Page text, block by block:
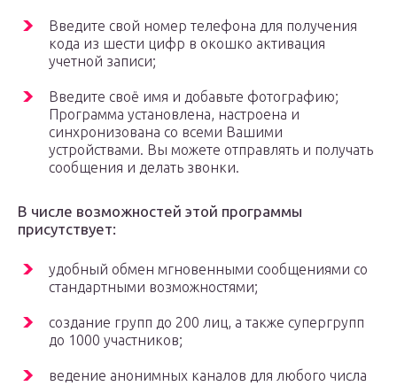
Введите свой номер телефона для получения
кода из шести цифр в окошко активация
учетной записи;
Введите своё имя и добавьте фотографию;
Программа установлена, настроена и
синхронизована со всеми Вашими
устройствами. Вы можете отправлять и получать
сообщения и делать звонки.
В числе возможностей этой программы
присутствует:
удобный обмен мгновенными сообщениями со
стандартными возможностями;
создание групп до 200 лиц, а также супергрупп
до 1000 участников;
ведение анонимных каналов для любого числа